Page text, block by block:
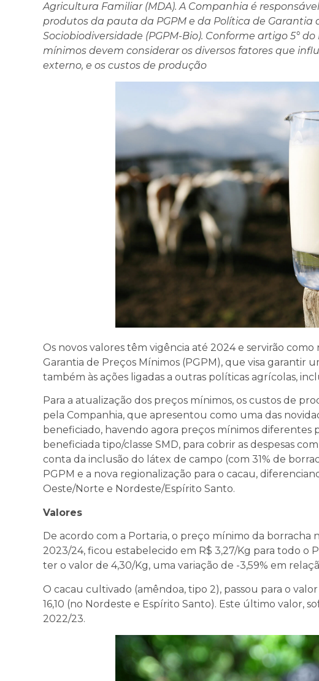
Agricultura Familiar (MDA). A Companhia é
produtos da pauta da PGPM e da Política de Garantia
Sociobiodiversidade (PGPM-Bio). Conforme artigo 5°
mínimos devem considerar os diversos fatores que
externo, e os custos de produção
Os novos valores têm vigência até 2024 e servirão
Garantia de Preços Mínimos (PGPM), que visa garantir
também às ações ligadas a outras políticas agrícolas,
Para a atualização dos preços mínimos, os custos de
pela Companhia, que apresentou como uma das
beneficiado, havendo agora preços mínimos diferentes
beneficiada tipo/classe SMD, para cobrir as despesas
conta da inclusão do látex de campo (com 31% de
PGPM e a nova regionalização para o cacau,
Oeste/Norte e Nordeste/Espírito Santo.
Valores
De acordo com a Portaria, o preço mínimo da borracha
2023/24, ficou estabelecido em R$ 3,27/Kg para todo o
ter o valor de 4,30/Kg, uma variação de -3,59% em
O cacau cultivado (amêndoa, tipo 2), passou para o
16,10 (no Nordeste e Espírito Santo). Este último valor,
2022/23.